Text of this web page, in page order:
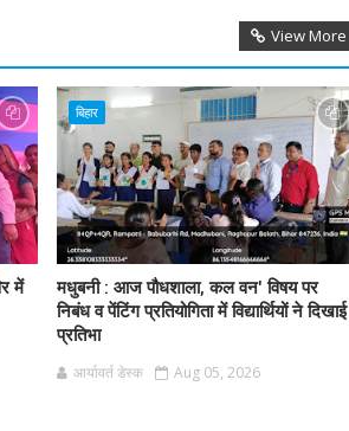
View More
में
बिहार
मधुबनी : आज पौधशाला, कल वन' विषय पर
निबंध व पेंटिंग प्रतियोगिता में विद्यार्थियों ने दिखाई
प्रतिभा
आर्यावर्त डेस्क Aug 05, 2026